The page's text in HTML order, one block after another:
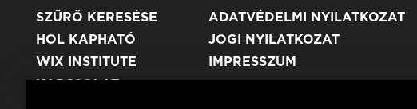
SZŰRŐ KERESÉSE
HOL KAPHATÓ
WIX INSTITUTE
KAPCSOLAT
ADATVÉDELMI NYILATKOZAT
JOGI NYILATKOZAT
IMPRESSZUM